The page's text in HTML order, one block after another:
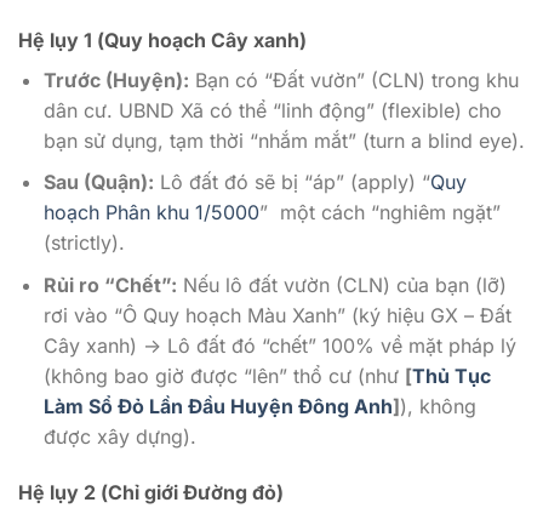
Hệ lụy 1 (Quy hoạch Cây xanh)
Trước (Huyện): Bạn có “Đất vườn” (CLN) trong khu
dân cư. UBND Xã có thể “linh động” (flexible) cho
bạn sử dụng, tạm thời “nhắm mắt” (turn a blind eye).
Sau (Quận): Lô đất đó sẽ bị “áp” (apply) “Quy
hoạch Phân khu 1/5000” một cách “nghiêm ngặt”
(strictly).
Rủi ro “Chết”: Nếu lô đất vườn (CLN) của bạn (lỡ)
rơi vào “Ô Quy hoạch Màu Xanh” (ký hiệu GX – Đất
Cây xanh) -> Lô đất đó “chết” 100% về mặt pháp lý
(không bao giờ được “lên” thổ cư (như [Thủ Tục
Làm Sổ Đỏ Lần Đầu Huyện Đông Anh]), không
được xây dựng).
Hệ lụy 2 (Chỉ giới Đường đỏ)